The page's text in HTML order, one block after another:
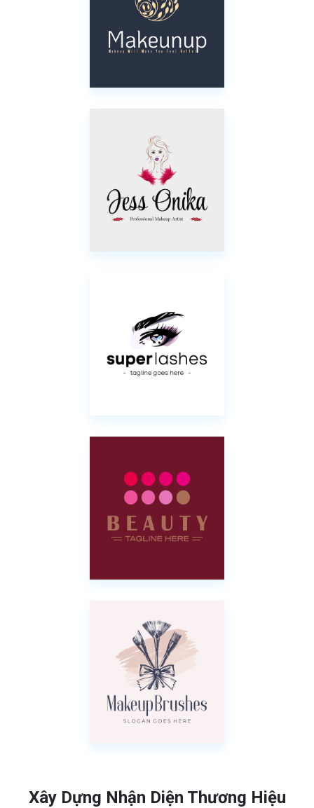
Xây Dựng Nhận Diện Thương Hiệu